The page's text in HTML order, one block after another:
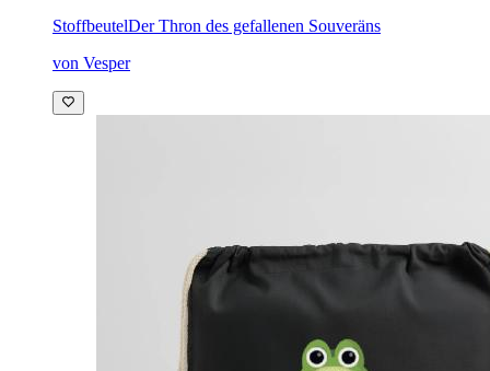
StoffbeutelDer Thron des gefallenen Souveräns
von Vesper